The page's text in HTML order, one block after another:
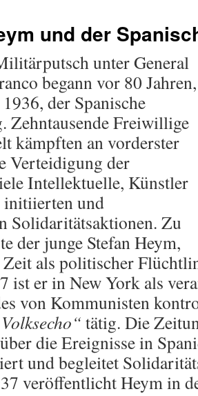
und der
unter General
begann vor 80 Jahren,
der Spanische
Zehntausende Freiwillige
kämpften an vorderster
Verteidigung der
Intellektuelle, Künstler
und
Solidaritätsaktionen. Zu
der junge Stefan Heym,
Zeit als politischer
ist er in New York als
von Kommunisten
tätig. Die
die Ereignisse in
und begleitet
veröffentlicht Heym in